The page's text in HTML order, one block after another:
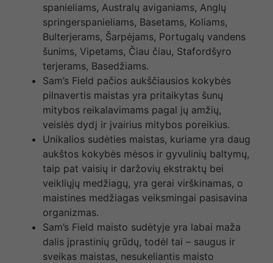
spanieliams, Australų aviganiams, Anglų
springerspanieliams, Basetams, Koliams,
Bulterjerams, Šarpėjams, Portugalų vandens
šunims, Vipetams, Čiau čiau, Stafordšyro
terjerams, Basedžiams.
Sam’s Field pačios aukščiausios kokybės
pilnavertis maistas yra pritaikytas šunų
mitybos reikalavimams pagal jų amžių,
veislės dydį ir įvairius mitybos poreikius.
Unikalios sudėties maistas, kuriame yra daug
aukštos kokybės mėsos ir gyvulinių baltymų,
taip pat vaisių ir daržovių ekstraktų bei
veikliųjų medžiagų, yra gerai virškinamas, o
maistines medžiagas veiksmingai pasisavina
organizmas.
Sam’s Field maisto sudėtyje yra labai maža
dalis įprastinių grūdų, todėl tai – saugus ir
sveikas maistas, nesukeliantis maisto